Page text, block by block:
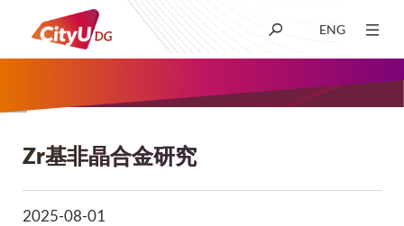
ENG
学术
面
包
Zr基非晶合金研究
2025-08-01